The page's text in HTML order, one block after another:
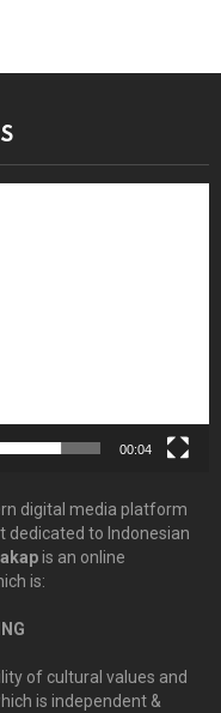
00:04
digital media platform
to Indonesian
is an online
is:
of cultural values and
is independent &